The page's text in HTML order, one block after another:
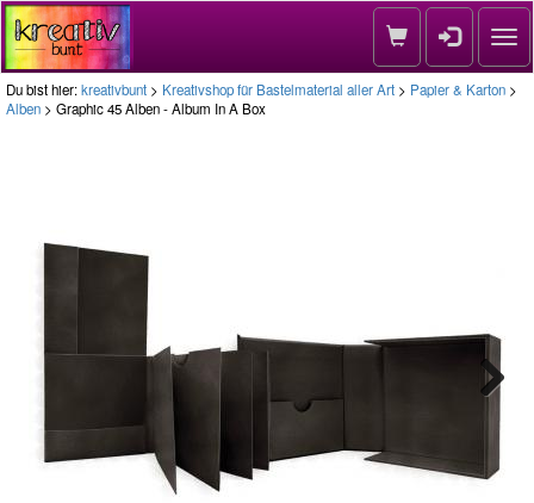
Du bist hier:kreativbunt > Kreativshop für Bastelmaterial aller Art > Papier & Karton >
Alben > Graphic 45 Alben - Album In A Box
Next